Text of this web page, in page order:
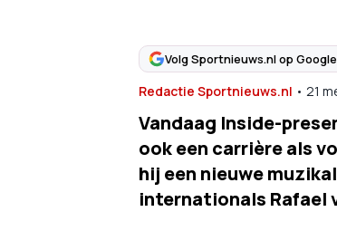
Volg Sportnieuws.nl op
Redactie Sportnieuws.nl • 21
Vandaag Inside-
ook een carrière als
hij een nieuwe
internationals Rafael